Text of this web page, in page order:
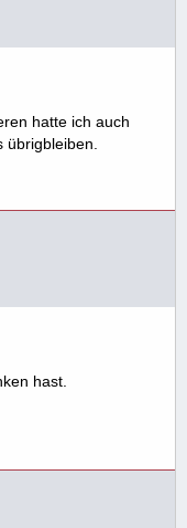
hatte ich auch
hast.